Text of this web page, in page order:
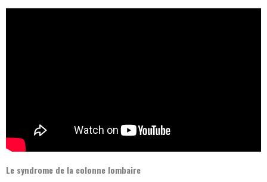
Le syndrome de la colonne lombaire